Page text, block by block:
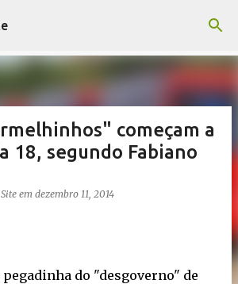
o conteúdo principal
começam a
18, segundo Fabiano
em dezembro 11, 2014
do "desgoverno" de